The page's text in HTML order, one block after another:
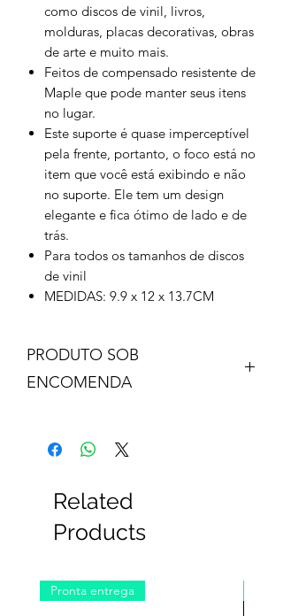
como discos de vinil, livros,
molduras, placas decorativas, obras
de arte e muito mais.
Feitos de compensado resistente de
Maple que pode manter seus itens
no lugar.
Este suporte é quase imperceptível
pela frente, portanto, o foco está no
item que você está exibindo e não
no suporte. Ele tem um design
elegante e fica ótimo de lado e de
trás.
Para todos os tamanhos de discos
de vinil
MEDIDAS: 9.9 x 12 x 13.7CM
PRODUTO SOB
ENCOMENDA
de encomenda antes de realizar a
compra deste
Related
Products
Pronta entrega